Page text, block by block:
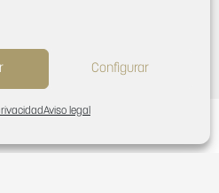
Configurar
Aviso legal